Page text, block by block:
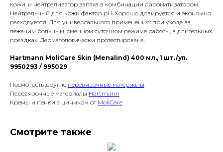
кожи, и нейтрализатор запаха в комбинации с ароматизатором.
Нейтральный для кожи фактор pH. Хорошо дозируется и экономно
расходуется. Для универсального применения: при уходе за
лежачим больным, сменном суточном режиме работы, в длительных
поездках. Дерматологически протестирована.
Hartmann MoliCare Skin (Menalind) 400 мл., 1 шт./уп.
9950293 / 995029
Посмотреть другие перевязочные материалы
Перевязочные материалы Hartmann
Кремы и пенки с циником от MoliCare
Смотрите также